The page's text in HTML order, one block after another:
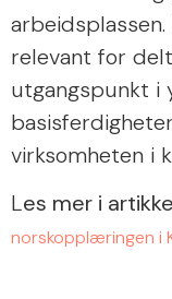
relevant for
utgangspunkt i
virksomheten i
Les mer i
norskopplæringen i